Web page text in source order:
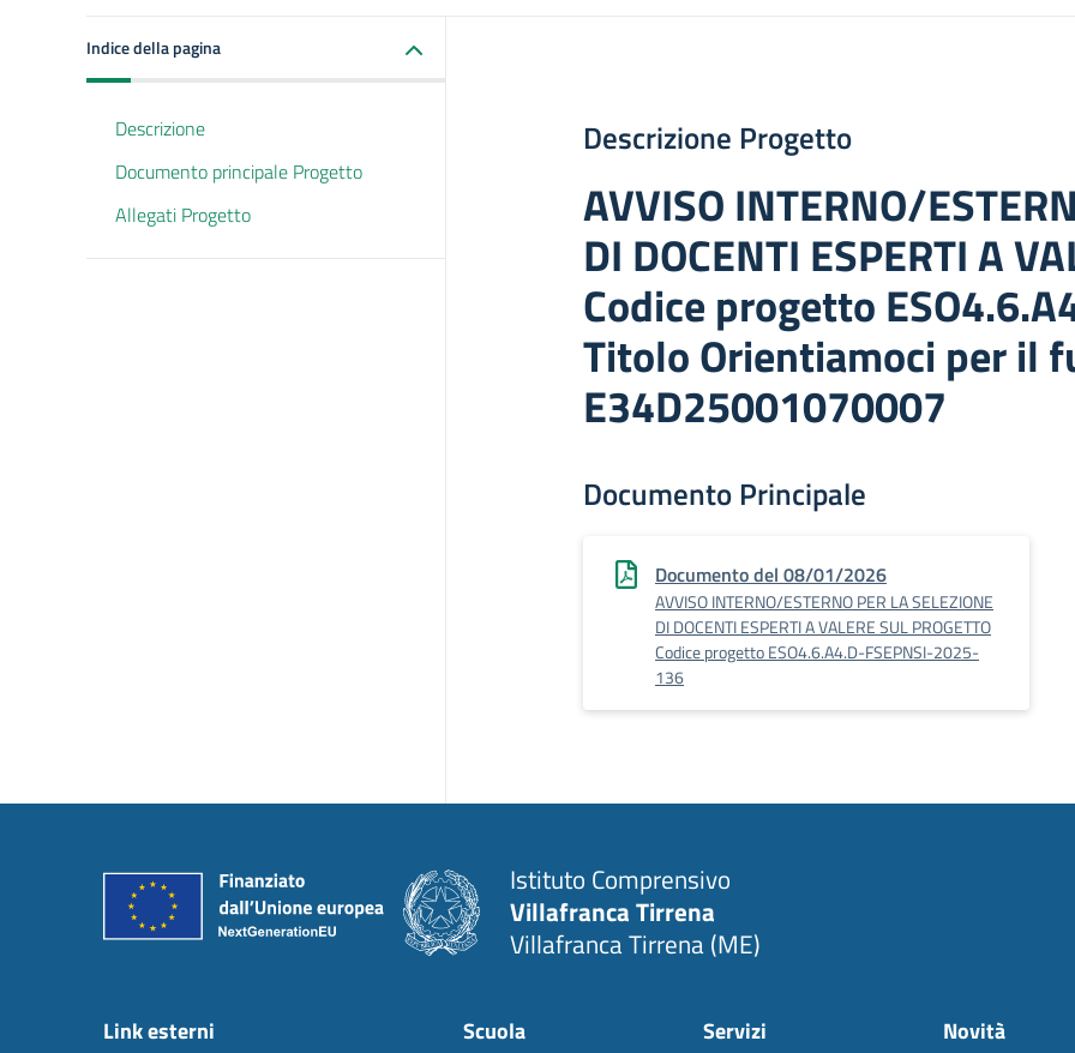
Indice della pagina
Descrizione
Documento principale Progetto
Allegati Progetto
Descrizione Progetto
AVVISO INTERNO/
DI DOCENTI ESPERTI A
Codice progetto
Titolo Orientiamoci per il
E34D25001070007
Documento Principale
Documento del 08/01/2026
AVVISO INTERNO/ESTERNO PER LA SELEZIONE
DI DOCENTI ESPERTI A VALERE SUL PROGETTO
Codice progetto ESO4.6.A4.D-FSEPNSI-2025-
136
Istituto Comprensivo
Villafranca Tirrena
Villafranca Tirrena (ME)
Link esterni Scuola Servizi Novità